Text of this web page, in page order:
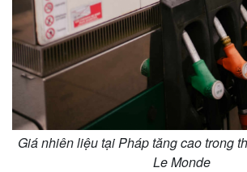
Giá nhiên liệu tại Pháp tăng cao trong
Le Monde